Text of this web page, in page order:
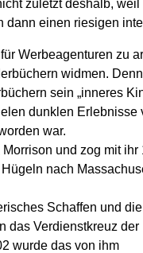
zuletzt deshalb,
dann einen riesigen
Werbeagenturen zu
widmen.
sein „inneres
dunklen Erlebnisse
war.
und zog mit ihr
nach
Schaffen und die
das Verdienstkreuz der
wurde das von ihm